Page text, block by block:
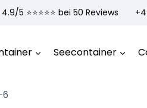
4.9/5 ⭐️⭐️⭐️⭐️⭐️ bei 50 Reviews
Seecontainer
6